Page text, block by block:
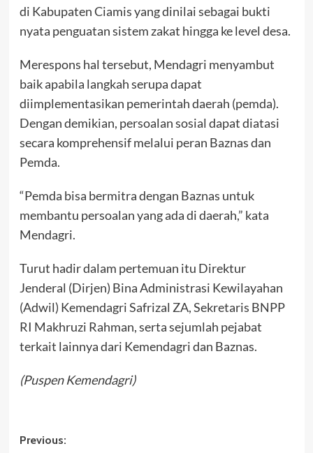
di Kabupaten Ciamis yang dinilai sebagai bukti
nyata penguatan sistem zakat hingga ke level desa.
Merespons hal tersebut, Mendagri menyambut
baik apabila langkah serupa dapat
diimplementasikan pemerintah daerah (pemda).
Dengan demikian, persoalan sosial dapat diatasi
secara komprehensif melalui peran Baznas dan
Pemda.
“Pemda bisa bermitra dengan Baznas untuk
membantu persoalan yang ada di daerah,” kata
Mendagri.
Turut hadir dalam pertemuan itu Direktur
Jenderal (Dirjen) Bina Administrasi Kewilayahan
(Adwil) Kemendagri Safrizal ZA, Sekretaris BNPP
RI Makhruzi Rahman, serta sejumlah pejabat
terkait lainnya dari Kemendagri dan Baznas.
(Puspen Kemendagri)
Post
Previous: